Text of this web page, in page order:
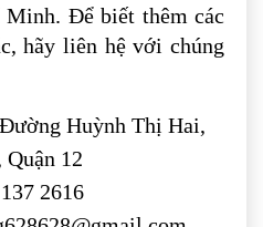
Để biết thêm các
hãy liên hệ với chúng
Huỳnh Thị Hai,
Quận 12
2616